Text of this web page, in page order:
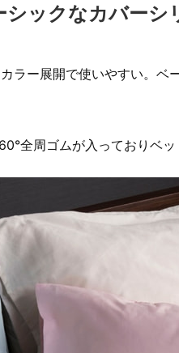
ックなカバーシ
ラー展開で使いやすい。ベ
全周ゴムが入っておりベッ